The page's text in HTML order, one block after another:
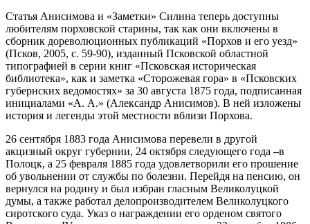
Статья Анисимова и «Заметки» Силина теперь доступны
любителям порховской старины, так как они включены в
сборник дореволюционных публикаций «Порхов и его уезд»
(Псков, 2005, с. 59-90), изданный Псковской областной
типографией в серии книг «Псковская историческая
библиотека», как и заметка «Сторожевая гора» в «Псковских
губернских ведомостях» за 30 августа 1875 года, подписанная
инициалами «А. А.» (Александр Анисимов). В ней изложены
история и легенды этой местности вблизи Порхова.
26 сентября 1883 года Анисимова перевели в другой
акцизный округ губернии, 24 октября следующего года–в
Полоцк, а 25 февраля 1885 года удовлетворили его прошение
об увольнении от службы по болезни. Перейдя на пенсию, он
вернулся на родину и был избран гласным Великолуцкой
думы, а также работал делопроизводителем Великолуцкого
сиротского суда. Указ о награждении его орденом святого